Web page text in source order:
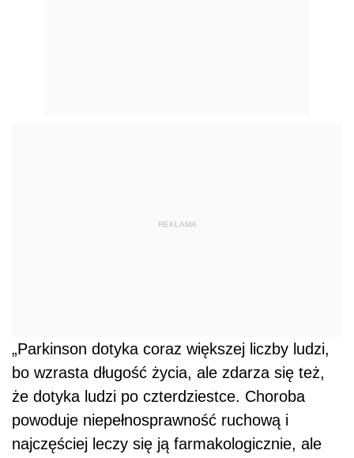
REKLAMA
„Parkinson dotyka coraz większej liczby ludzi,
bo wzrasta długość życia, ale zdarza się też,
że dotyka ludzi po czterdziestce. Choroba
powoduje niepełnosprawność ruchową i
najczęściej leczy się ją farmakologicznie, ale